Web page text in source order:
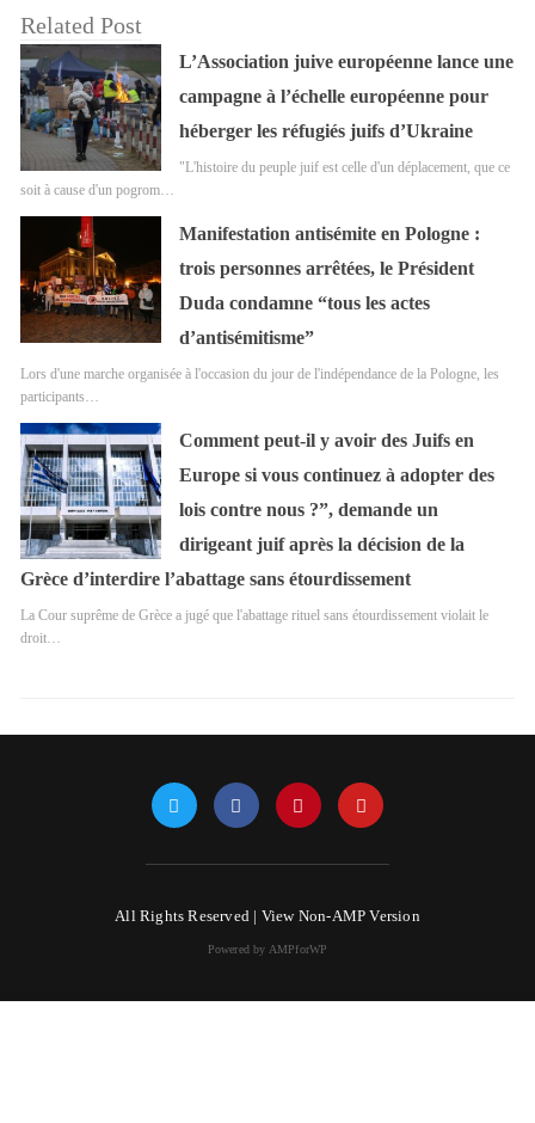
Related Post
L’Association juive européenne lance une
campagne à l’échelle européenne pour
héberger les réfugiés juifs d’Ukraine
"L'histoire du peuple juif est celle d'un déplacement, que ce
soit à cause d'un pogrom…
Manifestation antisémite en Pologne :
trois personnes arrêtées, le Président
Duda condamne “tous les actes
d’antisémitisme”
Lors d'une marche organisée à l'occasion du jour de l'indépendance de la Pologne, les
participants…
Comment peut-il y avoir des Juifs en
Europe si vous continuez à adopter des
lois contre nous ?”, demande un
dirigeant juif après la décision de la
Grèce d’interdire l’abattage sans étourdissement
La Cour suprême de Grèce a jugé que l'abattage rituel sans étourdissement violait le
droit…
All Rights Reserved | View Non-AMP Version
Powered by AMPforWP